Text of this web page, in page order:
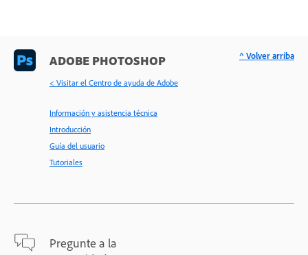
ADOBE PHOTOSHOP
< Visitar el Centro de ayuda de Adobe
Información y asistencia técnica
Introducción
Guía del usuario
Tutoriales
Pregunte a la
^ Volver arriba